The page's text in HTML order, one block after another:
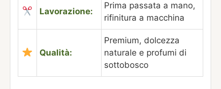
Lavorazione:
Prima passata a mano,
rifinitura a macchina
Qualità:
Premium, dolcezza
naturale e profumi di
sottobosco